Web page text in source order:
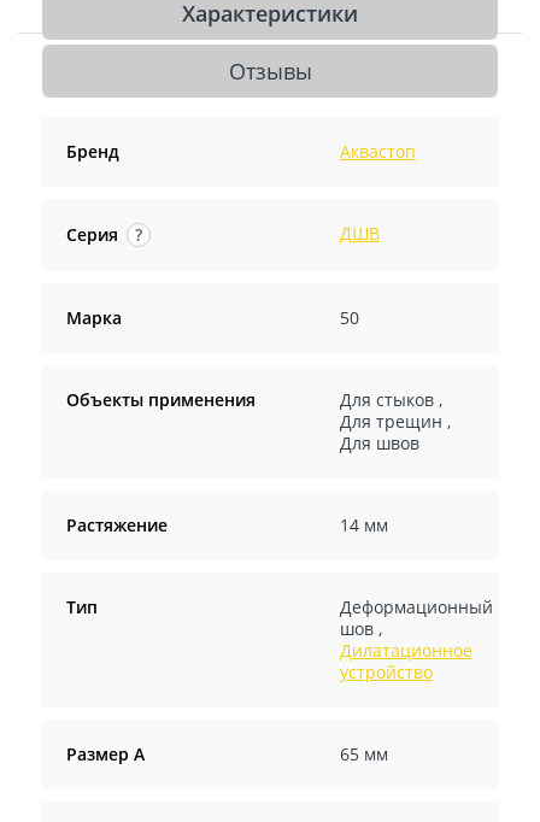
Характеристики
Отзывы
Бренд Аквастоп
Серия ? ДШВ
Марка 50
Объекты применения Для стыков,
Для трещин ,
Для швов
Растяжение 14 мм
Тип
Деформационный
шов,
Дилатационное
устройство
Размер А 65 мм